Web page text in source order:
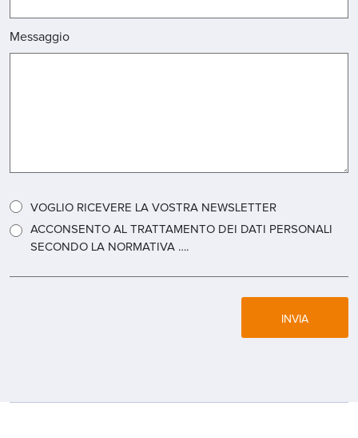
Messaggio
VOGLIO RICEVERE LA VOSTRA NEWSLETTER
ACCONSENTO AL TRATTAMENTO DEI DATI PERSONALI
SECONDO LA NORMATIVA ….
INVIA